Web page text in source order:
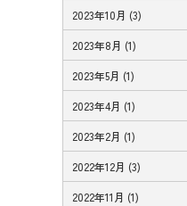
2023年10月 (3)
2023年8月 (1)
2023年5月 (1)
2023年4月 (1)
2023年2月 (1)
2022年12月 (3)
2022年11月 (1)